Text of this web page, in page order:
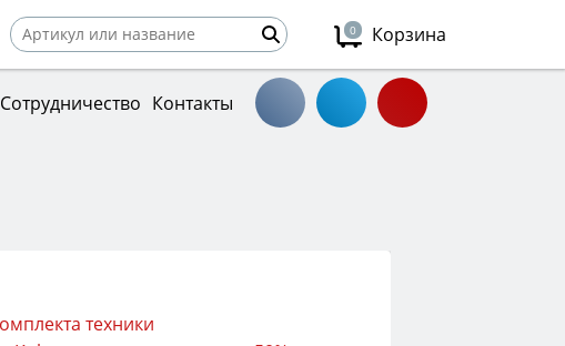
0 Корзина
Сотрудничество Контакты